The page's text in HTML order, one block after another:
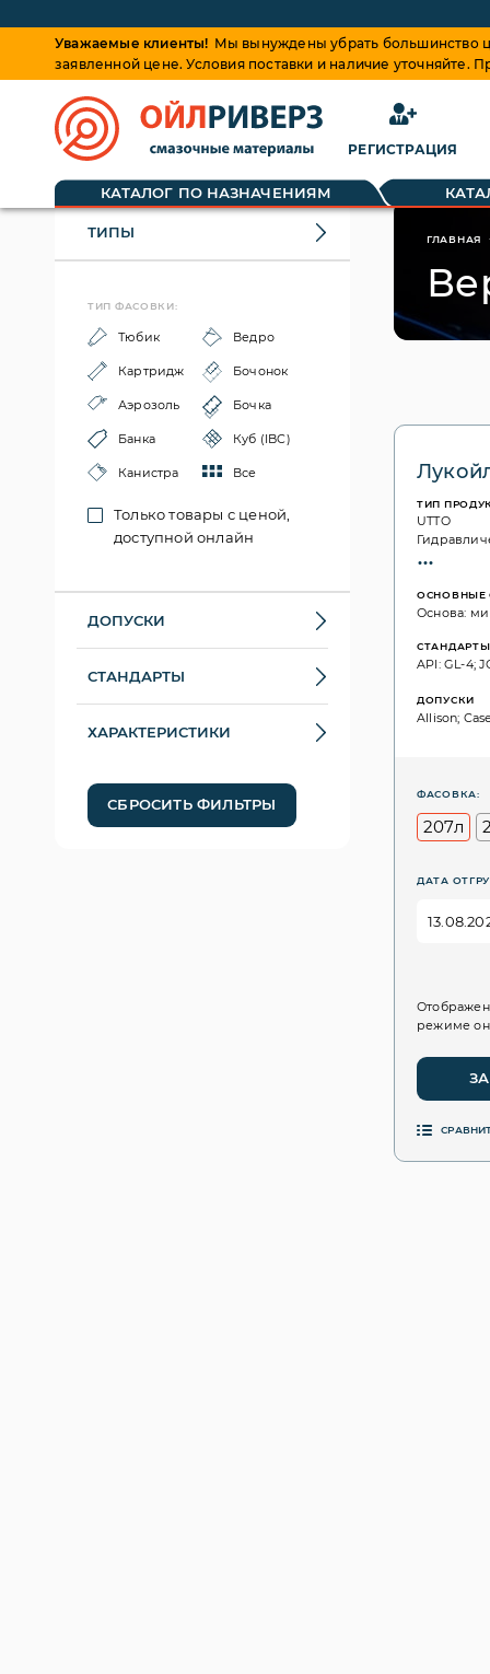
Уважаемые клиенты! Мы вынуждены убрать большинство
заявленной цене. Условия поставки и наличие
РЕГИСТРАЦИЯ
КАТАЛОГ ПО НАЗНАЧЕНИЯМ
ТИПЫ
ТИП ФАСОВКИ:
Тюбик Ведро
Картридж Бочонок
Аэрозоль Бочка
Банка Куб (IBC)
Канистра Все
Только товары с ценой,
доступной онлайн
ДОПУСКИ
СТАНДАРТЫ
ХАРАКТЕРИСТИКИ
СБРОСИТЬ ФИЛЬТРЫ
ГЛАВНАЯ
ТИП
UTTO
ОСНОВНЫЕ
Основа:
СТАНДАРТЫ
API: GL-4;
ДОПУСКИ
Allison;
ФАСОВКА:
207л
ДАТА
режиме